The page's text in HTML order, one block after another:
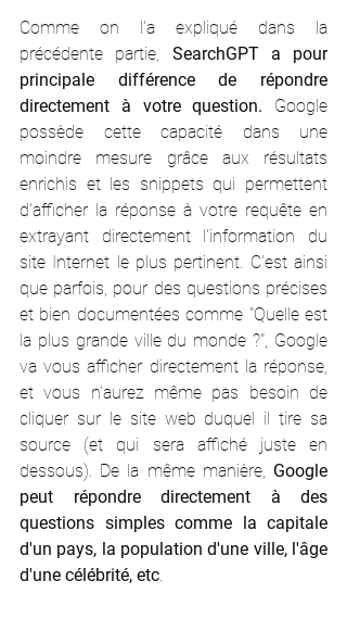
Comme on l'a expliqué dans la
précédente partie, SearchGPT a pour
principale différence de répondre
directement à votre question. Google
possède cette capacité dans une
moindre mesure grâce aux résultats
enrichis et les snippets qui permettent
d'afficher la réponse à votre requête en
extrayant directement l'information du
site Internet le plus pertinent. C'est ainsi
que parfois, pour des questions précises
et bien documentées comme "Quelle est
la plus grande ville du monde ?", Google
va vous afficher directement la réponse,
et vous n'aurez même pas besoin de
cliquer sur le site web duquel il tire sa
source (et qui sera affiché juste en
dessous). De la même manière, Google
peut répondre directement à des
questions simples comme la capitale
d'un pays, la population d'une ville, l'âge
d'une célébrité, etc.